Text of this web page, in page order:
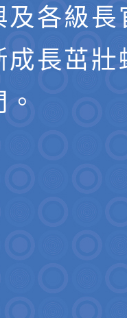
及各級長
成長茁壯